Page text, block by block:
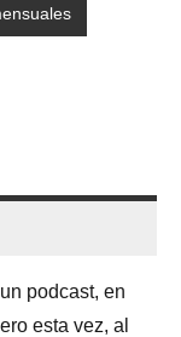
podcast, en
esta vez, al